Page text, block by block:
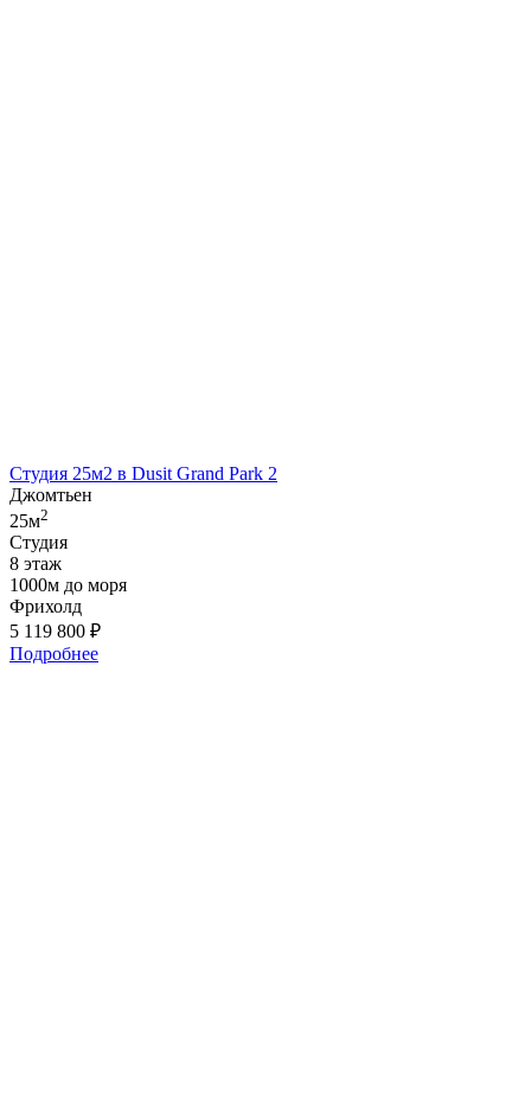
Студия 25м2 в Dusit Grand Park 2
Джомтьен
25м2
Студия
8 этаж
1000м до моря
Фрихолд
5 119 800 ₽
Подробнее